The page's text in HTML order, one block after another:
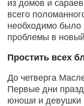
из домов и
всего
необходимо было
проблемы в
Простить всех
До четверга
Первые дни
юноши и девушки